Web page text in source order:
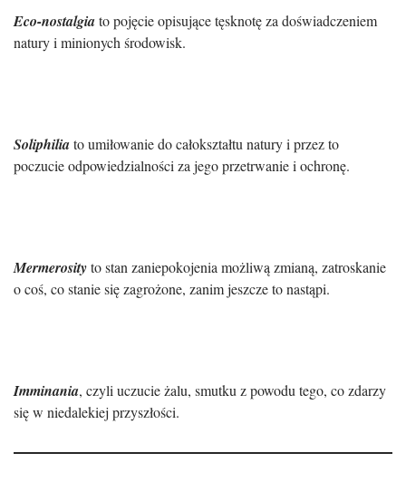
Eco-nostalgiato pojęcie opisujące tęsknotę za doświadczeniem
natury i minionych środowisk.
Soliphiliato umiłowanie do całokształtu natury i przez to
poczucie odpowiedzialności za jego przetrwanie i ochronę.
Mermerosityto stan zaniepokojenia możliwą zmianą, zatroskanie
o coś, co stanie się zagrożone, zanim jeszcze to nastąpi.
Imminania, czyli uczucie żalu, smutku z powodu tego, co zdarzy
się w niedalekiej przyszłości.